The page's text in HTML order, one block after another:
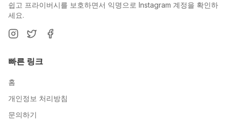
쉽고 프라이버시를 보호하면서 익명으로 Instagram 계정을 확인하
세요.
빠른 링크
홈
개인정보 처리방침
문의하기